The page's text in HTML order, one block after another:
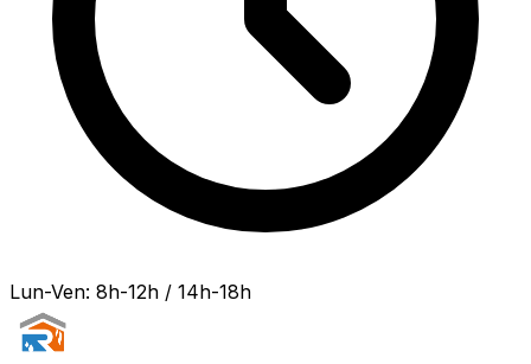
Lun-Ven: 8h-12h / 14h-18h